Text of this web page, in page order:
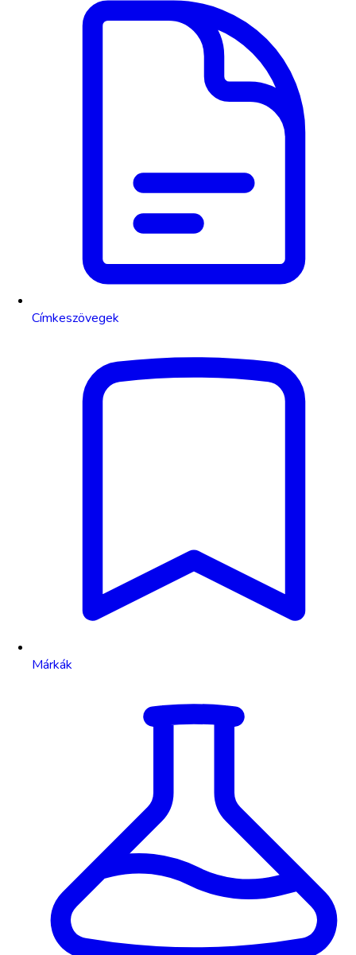
Címkeszövegek
Márkák